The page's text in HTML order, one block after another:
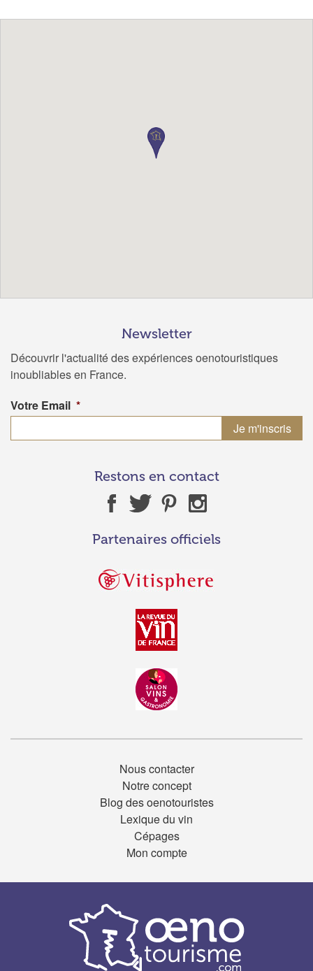
Newsletter
Découvrir l'actualité des expériences oenotouristiques
inoubliables en France.
Votre Email *
Restons en contact
Partenaires officiels
Nous contacter
Notre concept
Blog des oenotouristes
Lexique du vin
Cépages
Mon compte